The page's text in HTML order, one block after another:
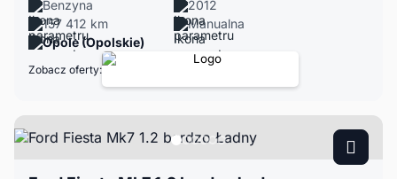
Benzyna
2012
157 412 km
Manualna
Opole (Opolskie)
Zobacz oferty: